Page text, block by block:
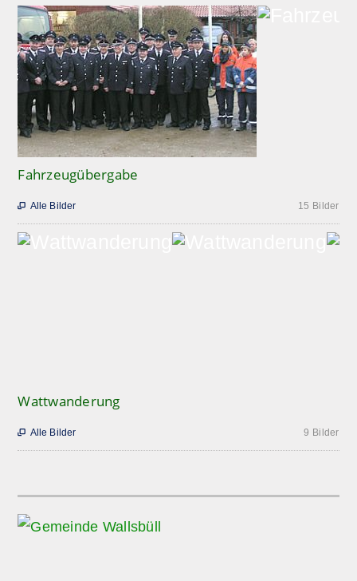
Fahrzeugübergabe
15 Bilder
 Alle Bilder
Wattwanderung
9 Bilder
 Alle Bilder